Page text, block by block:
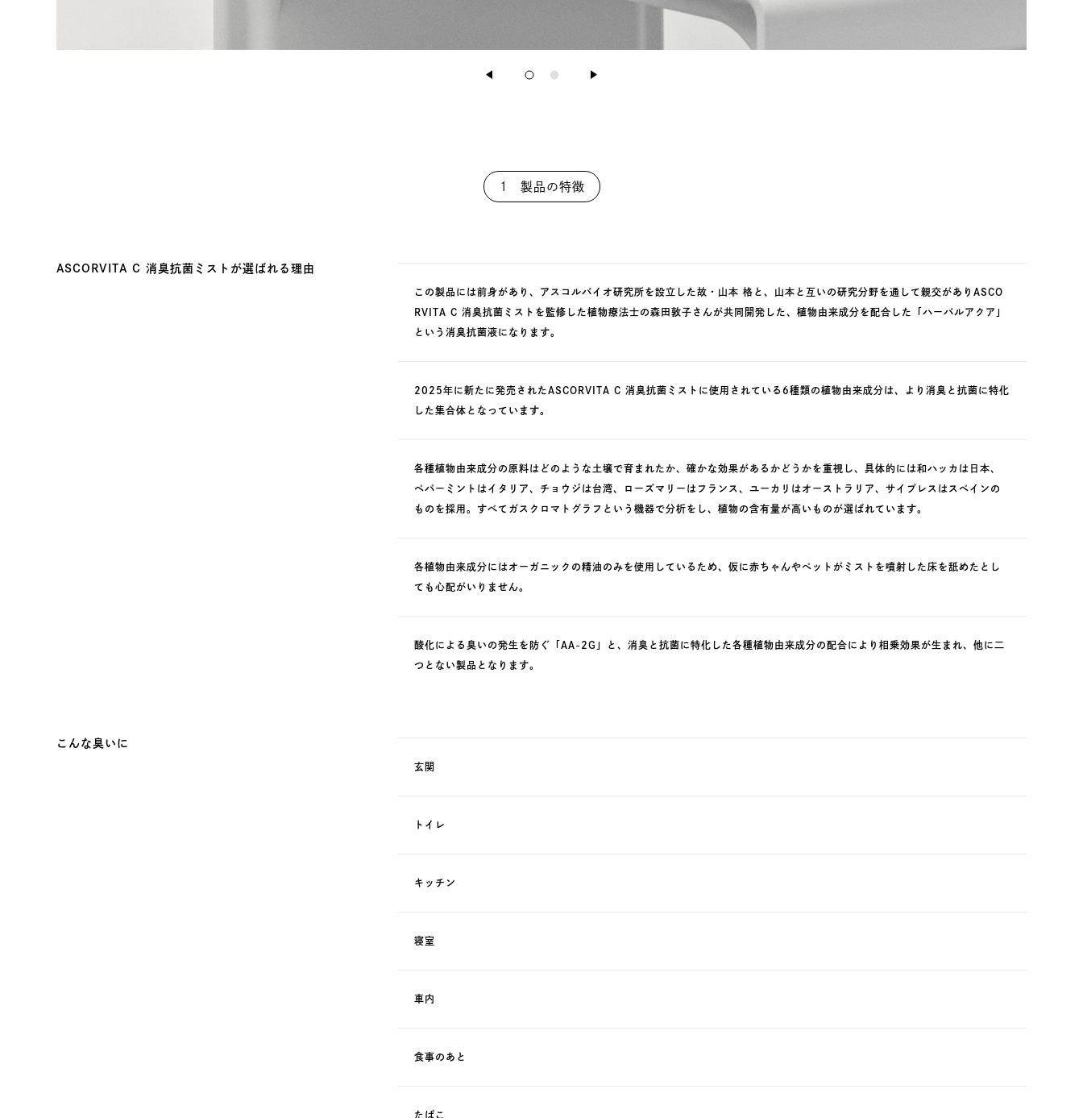
1 製品の特徴
ASCORVITA C 消臭抗菌ミストが選ばれる理由
この製品には前身があり、アスコルバイオ研究所を設立した故・山本 格と、山本と互いの研究分野を通して親交がありASCO
RVITA C 消臭抗菌ミストを監修した植物療法士の森田敦子さんが共同開発した、植物由来成分を配合した「ハーバルアクア」
という消臭抗菌液になります。
2025年に新たに発売されたASCORVITA C 消臭抗菌ミストに使用されている6種類の植物由来成分は、より消臭と抗菌に特化
した集合体となっています。
各種植物由来成分の原料はどのような土壌で育まれたか、確かな効果があるかどうかを重視し、具体的には和ハッカは日本、
ペパーミントはイタリア、チョウジは台湾、ローズマリーはフランス、ユーカリはオーストラリア、サイプレスはスペインの
ものを採用。すべてガスクロマトグラフという機器で分析をし、植物の含有量が高いものが選ばれています。
各植物由来成分にはオーガニックの精油のみを使用しているため、仮に赤ちゃんやペットがミストを噴射した床を舐めたとし
ても心配がいりません。
酸化による臭いの発生を防ぐ「AA-2G」と、消臭と抗菌に特化した各種植物由来成分の配合により相乗効果が生まれ、他に二
つとない製品となります。
こんな臭いに
玄関
トイレ
キッチン
寝室
車内
食事のあと
たばこ